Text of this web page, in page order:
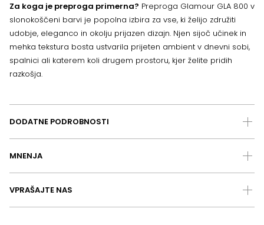
Za koga je preproga primerna? Preproga Glamour GLA 800 v
slonokoščeni barvi je popolna izbira za vse, ki želijo združiti
udobje, eleganco in okolju prijazen dizajn. Njen sijoč učinek in
mehka tekstura bosta ustvarila prijeten ambient v dnevni sobi,
spalnici ali katerem koli drugem prostoru, kjer želite pridih
razkošja.
DODATNE PODROBNOSTI
MNENJA
VPRAŠAJTE NAS